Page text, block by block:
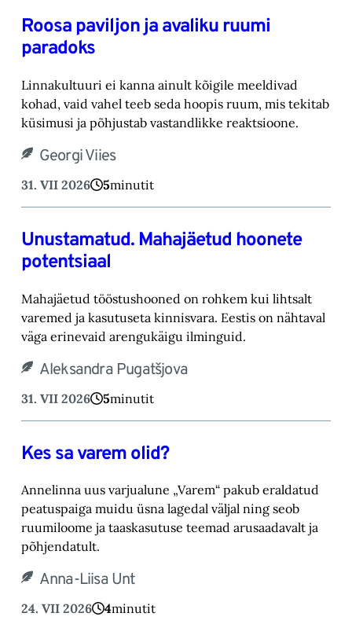
Roosa paviljon ja avaliku ruumi
paradoks
Linnakultuuri ei kanna ainult kõigile meeldivad
kohad, vaid vahel teeb seda hoopis ruum, mis tekitab
küsimusi ja põhjustab vastandlikke reaktsioone.
Georgi Viies
31. VII 2026 5minutit
Unustamatud. Mahajäetud hoonete
potentsiaal
Mahajäetud tööstushooned on rohkem kui lihtsalt
varemed ja kasutuseta kinnisvara. Eestis on nähtaval
väga erinevaid arengukäigu ilminguid.
Aleksandra Pugatšjova
31. VII 2026 5minutit
Kes sa varem olid?
Annelinna uus varjualune „Varem“ pakub eraldatud
peatuspaiga muidu üsna lagedal väljal ning seob
ruumiloome ja taaskasutuse teemad arusaadavalt ja
põhjendatult.
Anna-Liisa Unt
24. VII 2026 4minutit